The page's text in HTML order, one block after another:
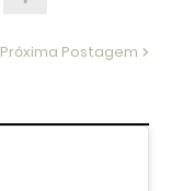
Próxima Postagem